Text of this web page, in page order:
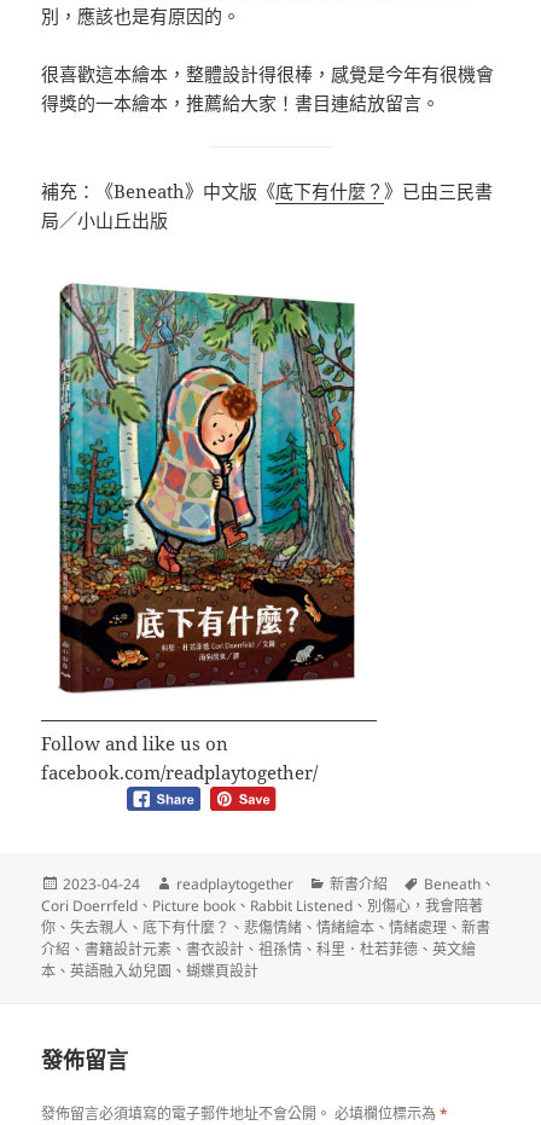
別，應該也是有原因的。
很喜歡這本繪本，整體設計得很棒，感覺是今年有很機會
得獎的一本繪本，推薦給大家！書目連結放留言。
補充：《Beneath》中文版《底下有什麼？》已由三民書
局／小山丘出版
Follow and like us on
facebook.com/readplaytogether/
發
佈
日
期:
2023-04-24
作
者
readplaytogether
分
類
新書介紹
標
籤
Beneath 、
Cori Doerrfeld 、 Picture book 、 Rabbit Listened 、 別傷心，我會陪著
你 、失去親人 、底下有什麼？ 、悲傷情緒 、情緒繪本 、情緒處理 、新書
介紹 、書籍設計元素 、書衣設計 、祖孫情 、科里．杜若菲德 、英文繪
本 、英語融入幼兒園 、蝴蝶頁設計
發佈留言
發佈留言必須填寫的電子郵件地址不會公開。 必填欄位標示為*